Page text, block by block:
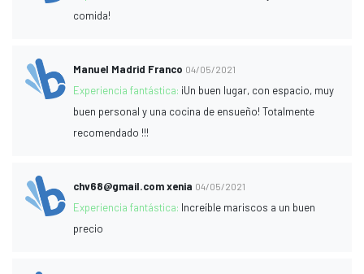
comida!
Manuel Madrid Franco 04/05/2021
Experiencia fantástica: ¡Un buen lugar, con espacio, muy
buen personal y una cocina de ensueño! Totalmente
recomendado !!!
chv68@gmail.comxenia 04/05/2021
Experiencia fantástica: Increíble mariscos a un buen
precio